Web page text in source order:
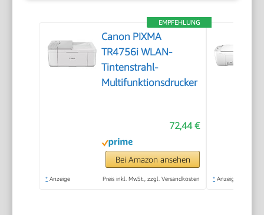
EMPFEHLUNG
Canon PIXMA
TR4756i WLAN-
Tintenstrahl-
Multifunktionsdrucker
72,44 €
Bei Amazon ansehen
* Anzeige Preis inkl. MwSt., zzgl. Versandkosten * Anzeige